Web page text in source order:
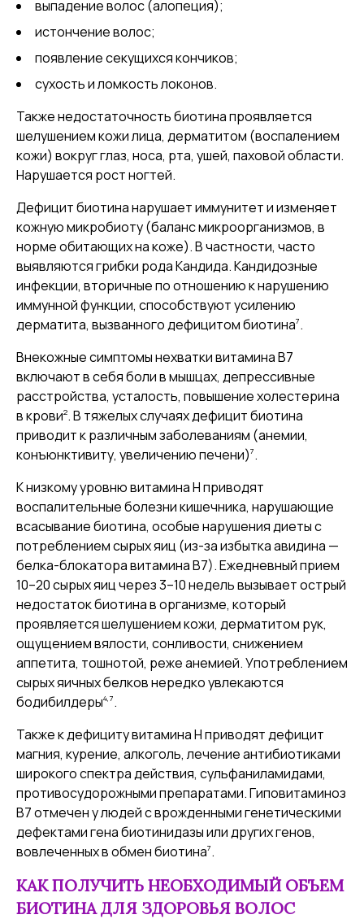
выпадение волос (алопеция);
истончение волос;
появление секущихся кончиков;
сухость и ломкость локонов.
Также недостаточность биотина проявляется
шелушением кожи лица, дерматитом (воспалением
кожи) вокруг глаз, носа, рта, ушей, паховой области.
Нарушается рост ногтей.
Дефицит биотина нарушает иммунитет и изменяет
кожную микробиоту (баланс микроорганизмов, в
норме обитающих на коже). В частности, часто
выявляются грибки рода Кандида. Кандидозные
инфекции, вторичные по отношению к нарушению
иммунной функции, способствуют усилению
дерматита, вызванного дефицитом биотина7.
Внекожные симптомы нехватки витамина В7
включают в себя боли в мышцах, депрессивные
расстройства, усталость, повышение холестерина
в крови2. В тяжелых случаях дефицит биотина
приводит к различным заболеваниям (анемии,
конъюнктивиту, увеличению печени)7.
К низкому уровню витамина Н приводят
воспалительные болезни кишечника, нарушающие
всасывание биотина, особые нарушения диеты с
потреблением сырых яиц (из-за избытка авидина —
белка-блокатора витамина В7). Ежедневный прием
10–20 сырых яиц через 3–10 недель вызывает острый
недостаток биотина в организме, который
проявляется шелушением кожи, дерматитом рук,
ощущением вялости, сонливости, снижением
аппетита, тошнотой, реже анемией. Употреблением
сырых яичных белков нередко увлекаются
бодибилдеры4,7.
Также к дефициту витамина Н приводят дефицит
магния, курение, алкоголь, лечение антибиотиками
широкого спектра действия, сульфаниламидами,
противосудорожными препаратами. Гиповитаминоз
В7 отмечен у людей с врожденными генетическими
дефектами гена биотинидазы или других генов,
вовлеченных в обмен биотина7.
КАК ПОЛУЧИТЬ НЕОБХОДИМЫЙ ОБЪЕМ
БИОТИНА ДЛЯ ЗДОРОВЬЯ ВОЛОС